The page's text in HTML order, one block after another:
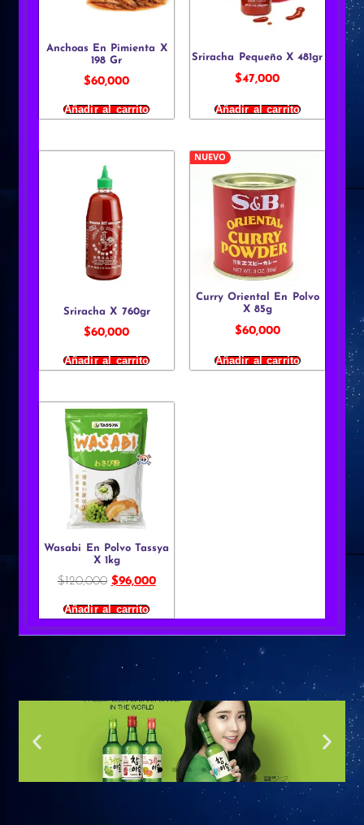
Anchoas En Pimienta X
198 Gr
$60,000
Añadir al carrito
Sriracha Pequeño X 481gr
$47,000
Añadir al carrito
Sriracha X 760gr
$60,000
Añadir al carrito
NUEVO
Curry Oriental En Polvo
X 85g
$60,000
Añadir al carrito
Wasabi En Polvo Tassya
X 1kg
$120,000 $96,000
Añadir al carrito